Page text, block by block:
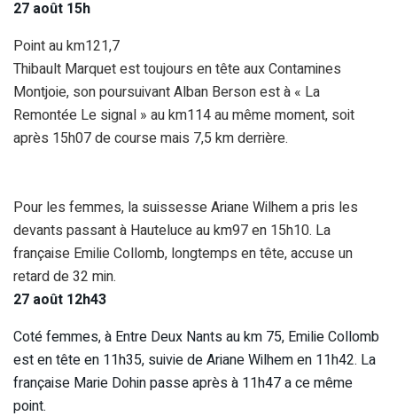
27 août 15h
Point au km121,7
Thibault Marquet est toujours en tête aux Contamines
Montjoie, son poursuivant Alban Berson est à « La
Remontée Le signal » au km114 au même moment, soit
après 15h07 de course mais 7,5 km derrière.
Pour les femmes, la suissesse Ariane Wilhem a pris les
devants passant à Hauteluce au km97 en 15h10. La
française Emilie Collomb, longtemps en tête, accuse un
retard de 32 min.
27 août 12h43
Coté femmes, à Entre Deux Nants au km 75, Emilie Collomb
est en tête en 11h35, suivie de Ariane Wilhem en 11h42. La
française Marie Dohin passe après à 11h47 a ce même
point.